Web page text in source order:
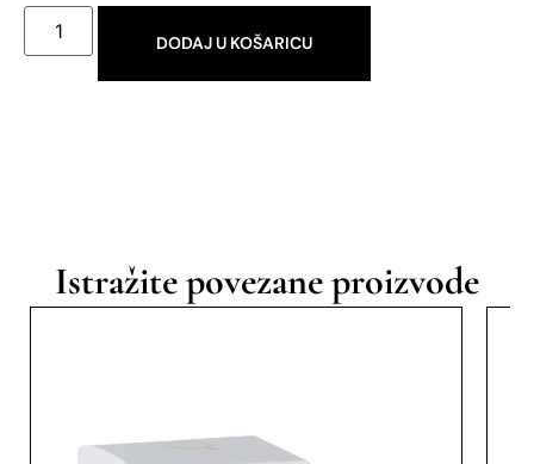
DODAJ U KOŠARICU
Istražite povezane proizvode